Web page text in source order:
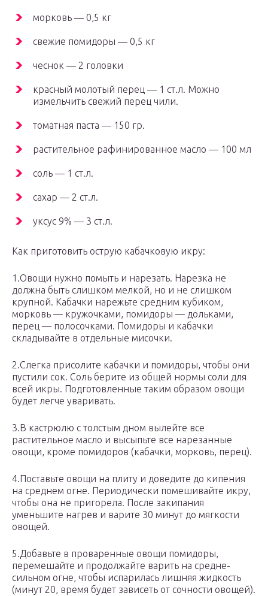
морковь — 0,5 кг
свежие помидоры — 0,5 кг
чеснок — 2 головки
красный молотый перец — 1 ст.л. Можно
измельчить свежий перец чили.
томатная паста — 150 гр.
растительное рафинированное масло — 100 мл
соль — 1 ст.л.
сахар — 2 ст.л.
уксус 9% — 3 ст.л.
Как приготовить острую кабачковую икру:
1.Овощи нужно помыть и нарезать. Нарезка не
должна быть слишком мелкой, но и не слишком
крупной. Кабачки нарежьте средним кубиком,
морковь — кружочками, помидоры — дольками,
перец — полосочками. Помидоры и кабачки
складывайте в отдельные мисочки.
2.Слегка присолите кабачки и помидоры, чтобы они
пустили сок. Соль берите из общей нормы соли для
всей икры. Подготовленные таким образом овощи
будет легче уваривать.
3.В кастрюлю с толстым дном вылейте все
растительное масло и высыпьте все нарезанные
овощи, кроме помидоров (кабачки, морковь, перец).
4.Поставьте овощи на плиту и доведите до кипения
на среднем огне. Периодически помешивайте икру,
чтобы она не пригорела. После закипания
уменьшите нагрев и варите 30 минут до мягкости
овощей.
5.Добавьте в проваренные овощи помидоры,
перемешайте и продолжайте варить на средне-
сильном огне, чтобы испарилась лишняя жидкость
(минут 20, время будет зависеть от сочности овощей).